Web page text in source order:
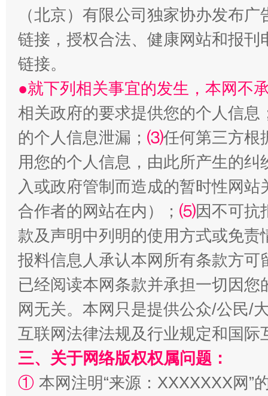
受贿1.44亿！段成刚被判无期
全民健身五年计划来了！等你上场
阿坝州三大球赛在茂县开幕 规模
（北京）有限公司独家协办发布
链接，授权合法、健康网站和报
链接。
●就下列相关事宜的发生，本网不
相关政府的要求提供您的个人信息
的个人信息泄漏； ⑶任何第三方根
用您的个人信息，由此所产生的纠
入或政府管制而造成的暂时性网
合作者的网站在内）； ⑸因不可抗
款及声明中列明的使用方式或免责
报料信息人承认本网所有条款方
已经阅读本网条款并承担一切因
网无关。本网只是提供公众/公民/
互联网法律法规及行业规定和国
三、关于网络版权权属问题：
① 本网注明“来源：XXXXXXX网”